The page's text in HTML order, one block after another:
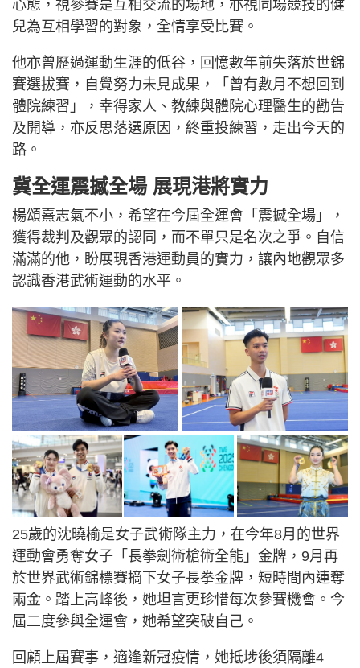
心態，視參賽是互相交流的場地，亦視同場競技的健
兒為互相學習的對象，全情享受比賽。
他亦曾歷過運動生涯的低谷，回憶數年前失落於世錦
賽選拔賽，自覺努力未見成果，「曾有數月不想回到
體院練習」，幸得家人、教練與體院心理醫生的勸告
及開導，亦反思落選原因，終重投練習，走出今天的
路。
冀全運震撼全場 展現港將實力
楊頌熹志氣不小，希望在今屆全運會「震撼全場」，
獲得裁判及觀眾的認同，而不單只是名次之爭。自信
滿滿的他，盼展現香港運動員的實力，讓內地觀眾多
認識香港武術運動的水平。
25歲的沈曉榆是女子武術隊主力，在今年8月的世界
運動會勇奪女子「長拳劍術槍術全能」金牌，9月再
於世界武術錦標賽摘下女子長拳金牌，短時間內連奪
兩金。踏上高峰後，她坦言更珍惜每次參賽機會。今
屆二度參與全運會，她希望突破自己。
回顧上屆賽事，適逢新冠疫情，她抵埗後須隔離4